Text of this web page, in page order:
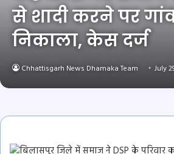
से शादी करने पर
निकाला, केस दर्ज
Chhattisgarh News Dhamaka Team July